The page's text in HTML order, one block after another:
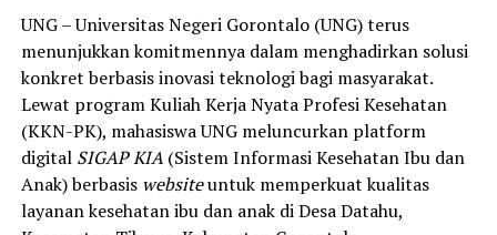
apabila mengalami gejala batuk berkepanjangan,”
terang Taufik.
Selain skrining TBC, mahasiswa turut mendampingi
nakes Puskesmas Talaga Jaya dalam memberikan
pelayanan Cek Kesehatan Gratis (CKG), meliputi
pengukuran tekanan darah, cek kadar gula darah, dan
penapisan faktor risiko penyakit tidak menular (PTM)
UNG – Universitas Negeri Gorontalo (UNG) terus
menunjukkan komitmennya dalam menghadirkan solusi
konkret berbasis inovasi teknologi bagi masyarakat.
Lewat program Kuliah Kerja Nyata Profesi Kesehatan
(KKN-PK), mahasiswa UNG meluncurkan platform
digital SIGAP KIA(Sistem Informasi Kesehatan Ibu dan
Anak) berbasis websiteuntuk memperkuat kualitas
layanan kesehatan ibu dan anak di Desa Datahu,